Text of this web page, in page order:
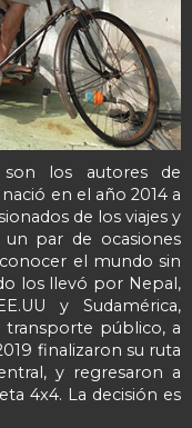
los autores de
en el año 2014 a
de los viajes y
par de ocasiones
el mundo sin
los llevó por Nepal,
y Sudamérica,
público, a
finalizaron su ruta
y regresaron a
4x4. La decisión es